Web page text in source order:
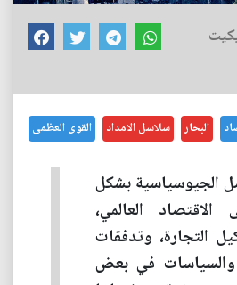
البحار سلاسل الامداد القوى العظمى
الجيوسياسية بشكل
العالمي،
التجارة، وتدفقات
والسياسات في بعض